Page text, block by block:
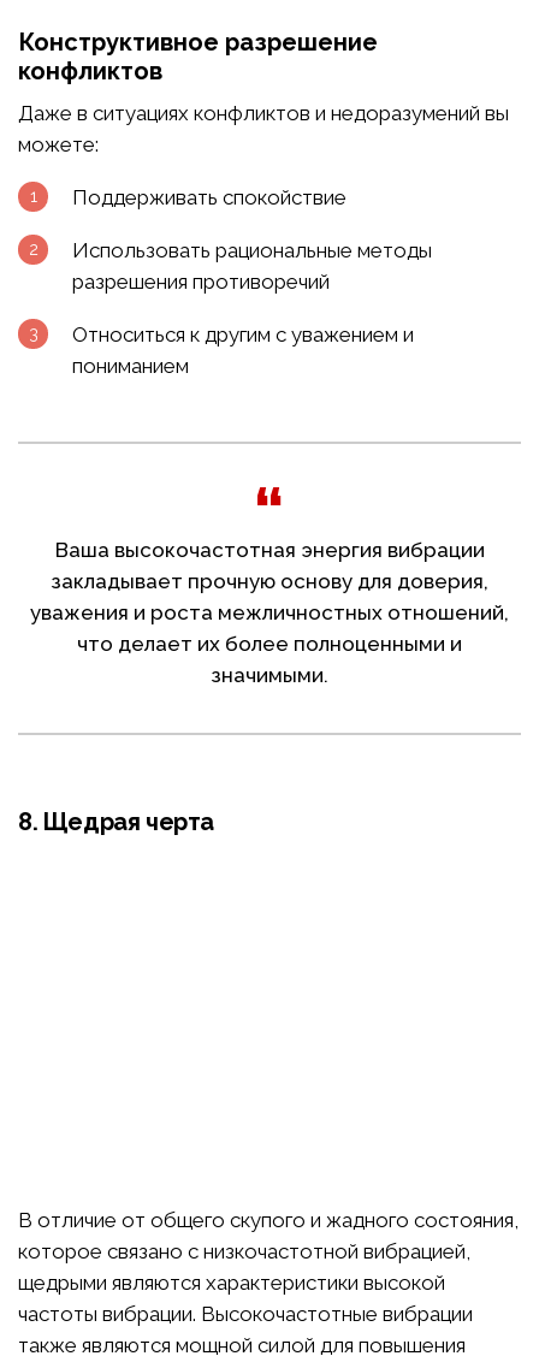
Конструктивное разрешение
конфликтов
Даже в ситуациях конфликтов и недоразумений вы
можете:
Поддерживать спокойствие
Использовать рациональные методы
разрешения противоречий
Относиться к другим с уважением и
пониманием
Ваша высокочастотная энергия вибрации
закладывает прочную основу для доверия,
уважения и роста межличностных отношений,
что делает их более полноценными и
значимыми.
8. Щедрая черта
В отличие от общего скупого и жадного состояния,
которое связано с низкочастотной вибрацией,
щедрыми являются характеристики высокой
частоты вибрации. Высокочастотные вибрации
также являются мощной силой для повышения